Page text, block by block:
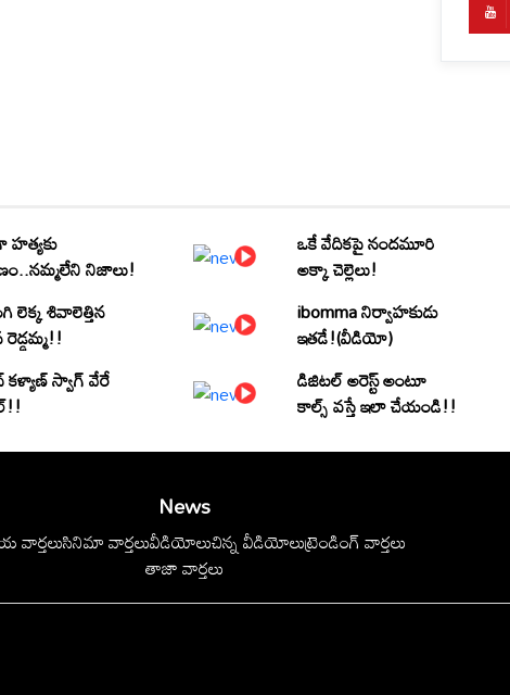
హత్యకు
నిజాలు!
ఒకే వేదికపై నందమూరి
అక్కా చెల్లెలు!
లెక్క శివాలెత్తిన ibomma నిర్వాహకుడు
ఇతడే!(వీడియో)
కళ్యాణ్ స్వాగ్ వేరే డిజిటల్ అరెస్ట్ అంటూ
కాల్స్ వస్తే ఇలా చేయండి!!
News
వార్తలుసినిమా వార్తలువీడియోలుచిన్న వీడియోలుట్రెండింగ్ వార్తలు
తాజా వార్తలు